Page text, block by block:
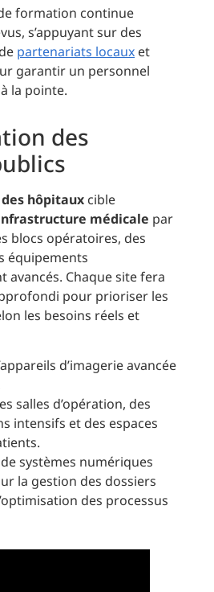
formation continue
s’appuyant sur des
partenariats locaux et
garantir un personnel
la pointe.
des
hôpitaux cible
médicale par
blocs opératoires, des
équipements
avancés. Chaque site fera
pour prioriser les
les besoins réels et
d’imagerie avancée
salles d’opération, des
intensifs et des espaces
systèmes numériques
la gestion des dossiers
des processus